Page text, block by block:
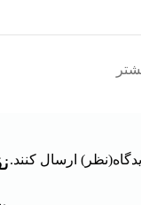
ارسال کنند.